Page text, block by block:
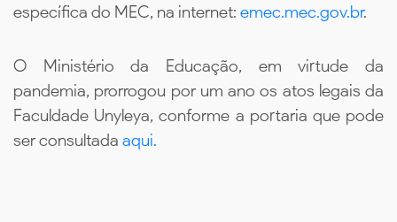
específica do MEC, na internet: emec.mec.gov.br.
O Ministério da Educação, em virtude da
pandemia, prorrogou por um ano os atos legais da
Faculdade Unyleya, conforme a portaria que pode
ser consultada aqui.